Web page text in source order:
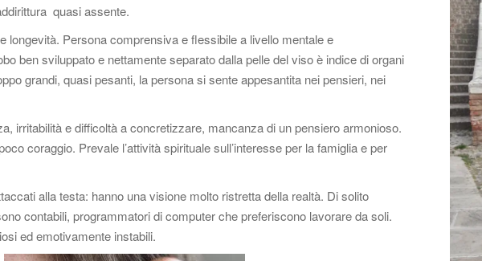
quasi assente.
longevità. Persona comprensiva e flessibile a livello mentale e
ben sviluppato e nettamente separato dalla pelle del viso è indice di organi
grandi, quasi pesanti, la persona si sente appesantita nei pensieri, nei
irritabilità e difficoltà a concretizzare, mancanza di un pensiero armonioso.
coraggio. Prevale l’attività spirituale sull’interesse per la famiglia e per
alla testa: hanno una visione molto ristretta della realtà. Di solito
contabili, programmatori di computer che preferiscono lavorare da soli.
ed emotivamente instabili.